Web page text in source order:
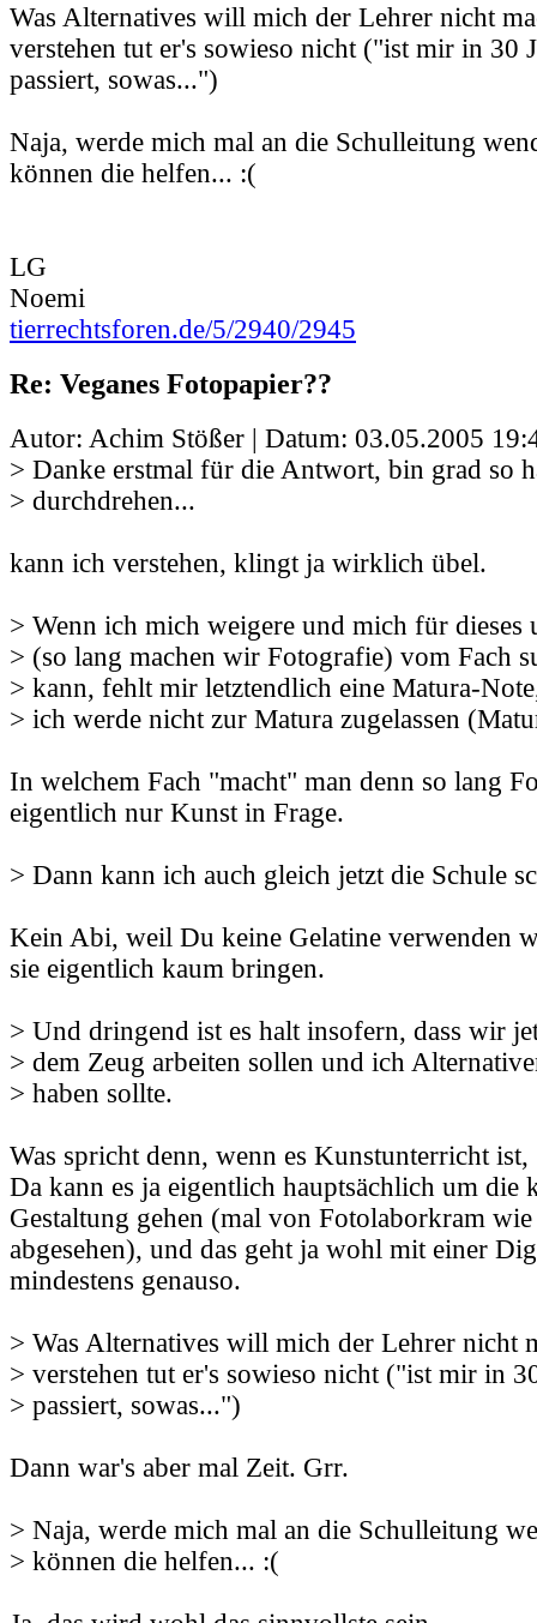
Was Alternatives will mich der Lehrer nicht
verstehen tut er's sowieso nicht ("ist mir in 30
passiert, sowas...")
Naja, werde mich mal an die Schulleitung
können die helfen... :(
LG
Noemi
tierrechtsforen.de/5/2940/2945
Re: Veganes Fotopapier??
Autor: Achim Stößer | Datum: 03.05.2005
> Danke erstmal für die Antwort, bin grad so
> durchdrehen...
kann ich verstehen, klingt ja wirklich übel.
> Wenn ich mich weigere und mich für dieses
> (so lang machen wir Fotografie) vom Fach
> kann, fehlt mir letztendlich eine Matura-
> ich werde nicht zur Matura zugelassen
In welchem Fach "macht" man denn so lang
eigentlich nur Kunst in Frage.
> Dann kann ich auch gleich jetzt die Schule
Kein Abi, weil Du keine Gelatine verwenden
sie eigentlich kaum bringen.
> Und dringend ist es halt insofern, dass wir
> dem Zeug arbeiten sollen und ich
> haben sollte.
Was spricht denn, wenn es Kunstunterricht
Da kann es ja eigentlich hauptsächlich um die
Gestaltung gehen (mal von Fotolaborkram
abgesehen), und das geht ja wohl mit einer
mindestens genauso.
> Was Alternatives will mich der Lehrer nicht
> verstehen tut er's sowieso nicht ("ist mir in
> passiert, sowas...")
Dann war's aber mal Zeit. Grr.
> Naja, werde mich mal an die Schulleitung
> können die helfen... :(